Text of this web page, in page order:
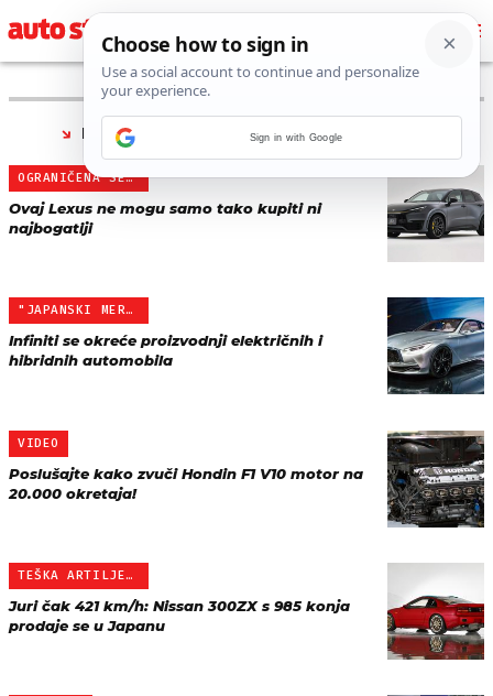
PRONAĐENO 18 REZULTATA ZA TAG “
OGRANIČENA SERIJA
Ovaj Lexus ne mogu samo tako kupiti ni
najbogatiji
"JAPANSKI MERCEDES"
Infiniti se okreće proizvodnji električnih i
hibridnih automobila
VIDEO
Poslušajte kako zvuči Hondin F1 V10 motor na
20.000 okretaja!
TEŠKA ARTILJERIJA
Juri čak 421 km/h: Nissan 300ZX s 985 konja
prodaje se u Japanu
Sign in with Google